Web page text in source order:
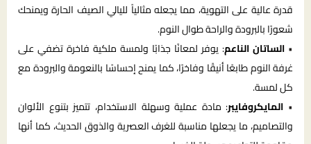
قدرة عالية على التهوية، مما يجعله مثالياً لليالي الصيف الحارة ويمنحك
شعورًا بالبرودة والراحة طوال النوم.
• الساتان الناعم: يوفر لمعانًا جذابًا ولمسة ملكية فاخرة تضفي على
غرفة النوم طابعًا أنيقًا وفاخرًا، كما يمنح إحساسًا بالنعومة والبرودة مع
كل لمسة.
• المايكروفايبر: مادة عملية وسهلة الاستخدام، تتميز بتنوع الألوان
والتصاميم، ما يجعلها مناسبة للغرف العصرية والذوق الحديث، كما أنها